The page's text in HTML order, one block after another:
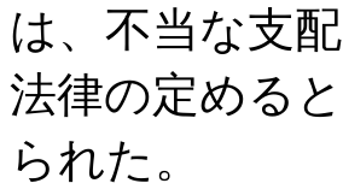
は、不当な支
法律の定める
られた。